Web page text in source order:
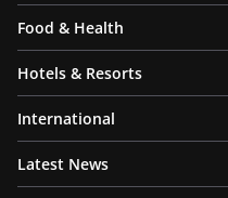
Food & Health
Hotels & Resorts
International
Latest News